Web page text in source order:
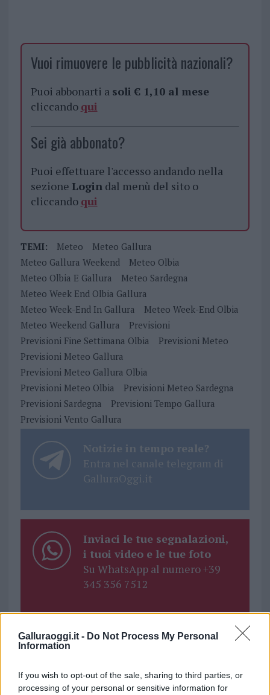
Galluraoggi.it - Do Not Process My Personal
Information
If you wish to opt-out of the sale, sharing to third parties, or
processing of your personal or sensitive information for
Vuoi rimuovere le pubblicità nazionali?
Puoi abbonarti a soli € 1,10 al mese
cliccando qui
Sei già abbonato?
Puoi effettuare l'accesso andando nella
sezione Logindal menù del sito o
cliccando qui
TEMI: Meteo
Meteo Gallura
Meteo Gallura Weekend
Meteo Olbia
Meteo Olbia E Gallura
Meteo Sardegna
Meteo Week End Olbia Gallura
Meteo Week-End In Gallura
Meteo Week-End Olbia
Meteo Weekend Gallura
Previsioni
Previsioni Fine Settimana Olbia
Previsioni Meteo
Previsioni Meteo Gallura
Previsioni Meteo Gallura Olbia
Previsioni Meteo Olbia
Previsioni Meteo Sardegna
Previsioni Sardegna
Previsioni Tempo Gallura
Previsioni Vento Gallura
Notizie in tempo reale?
Entra nel canale telegram di
GalluraOggi.it
Inviaci le tue segnalazioni,
i tuoi video e le tue foto
Su WhatsApp al numero +39
345 356 7512
daGoogle News